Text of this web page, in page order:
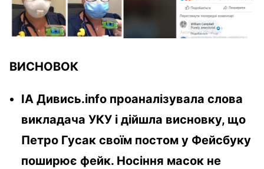
ВИСНОВОК
ІА Дивись.info проаналізувала слова
викладача УКУ і дійшла висновку, що
Петро Гусак своїм постом у Фейсбуку
поширює фейк. Носіння масок не